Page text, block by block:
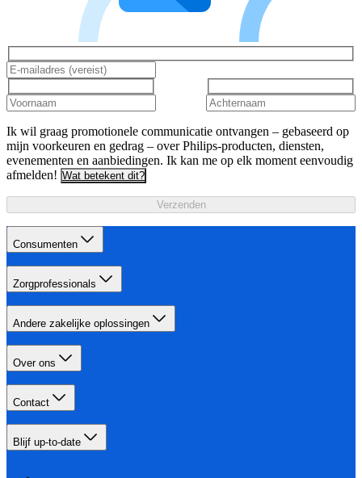
Ik wil graag promotionele communicatie ontvangen – gebaseerd op
mijn voorkeuren en gedrag – over Philips-producten, diensten,
evenementen en aanbiedingen. Ik kan me op elk moment eenvoudig
afmelden! Wat betekent dit?
Verzenden
Consumenten
Zorgprofessionals
Andere zakelijke oplossingen
Over ons
Contact
Blijf up-to-date